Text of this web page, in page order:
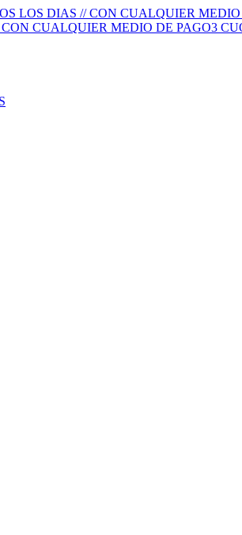
LOS DIAS // CON CUALQUIER
CUALQUIER MEDIO DE PAGO3